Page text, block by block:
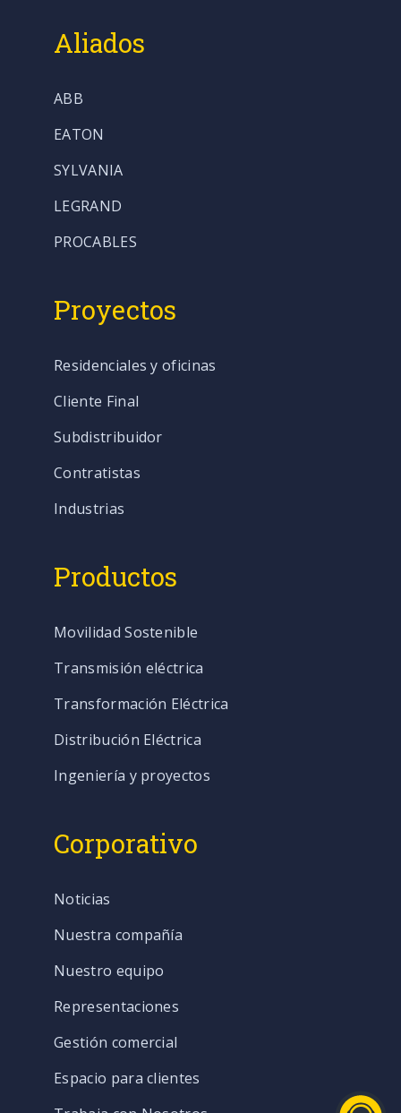
Aliados
ABB
EATON
SYLVANIA
LEGRAND
PROCABLES
Proyectos
Residenciales y oficinas
Cliente Final
Subdistribuidor
Contratistas
Industrias
Productos
Movilidad Sostenible
Transmisión eléctrica
Transformación Eléctrica
Distribución Eléctrica
Ingeniería y proyectos
Corporativo
Noticias
Nuestra compañía
Nuestro equipo
Representaciones
Gestión comercial
Espacio para clientes